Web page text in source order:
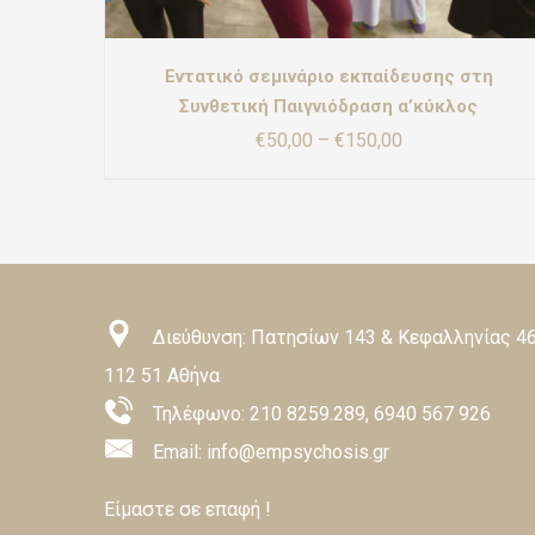
Εντατικό σεμινάριο εκπαίδευσης στη
Συνθετική Παιγνιόδραση α’κύκλος
€50,00 – €150,00Price
ΜΠΟΡΟΎΝ
ΝΑ
ΣΤΗ
ΣΕΛΊΔΑ
ΠΡΟΪΌΝΤΟΣ
Διεύθυνση: Πατησίων 143 & Κεφαλληνίας
112 51 Αθήνα
Τηλέφωνο: 210 8259.289, 6940 567 926
Email: info@empsychosis.gr
Είμαστε σε επαφή !